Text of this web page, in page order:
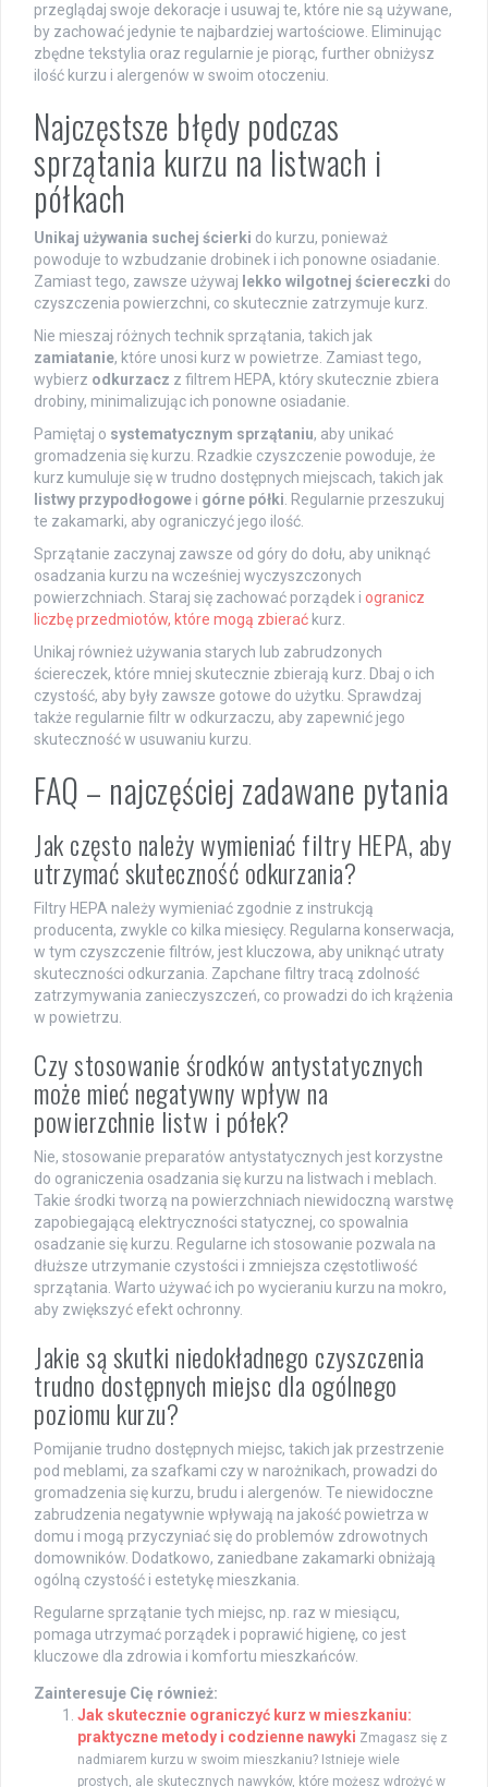
przeglądaj swoje dekoracje i usuwaj te, które nie są używane,
by zachować jedynie te najbardziej wartościowe. Eliminując
zbędne tekstylia oraz regularnie je piorąc, further obniżysz
ilość kurzu i alergenów w swoim otoczeniu.
Najczęstsze błędy podczas
sprzątania kurzu na listwach i
półkach
Unikaj używania suchej ścierki do kurzu, ponieważ
powoduje to wzbudzanie drobinek i ich ponowne osiadanie.
Zamiast tego, zawsze używaj lekko wilgotnej ściereczki do
czyszczenia powierzchni, co skutecznie zatrzymuje kurz.
Nie mieszaj różnych technik sprzątania, takich jak
zamiatanie, które unosi kurz w powietrze. Zamiast tego,
wybierz odkurzacz z filtrem HEPA, który skutecznie zbiera
drobiny, minimalizując ich ponowne osiadanie.
Pamiętaj o systematycznym sprzątaniu, aby unikać
gromadzenia się kurzu. Rzadkie czyszczenie powoduje, że
kurz kumuluje się w trudno dostępnych miejscach, takich jak
listwy przypodłogowe i górne półki. Regularnie przeszukuj
te zakamarki, aby ograniczyć jego ilość.
Sprzątanie zaczynaj zawsze od góry do dołu, aby uniknąć
osadzania kurzu na wcześniej wyczyszczonych
powierzchniach. Staraj się zachować porządek i ogranicz
liczbę przedmiotów, które mogą zbierać kurz.
Unikaj również używania starych lub zabrudzonych
ściereczek, które mniej skutecznie zbierają kurz. Dbaj o ich
czystość, aby były zawsze gotowe do użytku. Sprawdzaj
także regularnie filtr w odkurzaczu, aby zapewnić jego
skuteczność w usuwaniu kurzu.
FAQ – najczęściej zadawane pytania
Jak często należy wymieniać filtry HEPA, aby
utrzymać skuteczność odkurzania?
Filtry HEPA należy wymieniać zgodnie z instrukcją
producenta, zwykle co kilka miesięcy. Regularna konserwacja,
w tym czyszczenie filtrów, jest kluczowa, aby uniknąć utraty
skuteczności odkurzania. Zapchane filtry tracą zdolność
zatrzymywania zanieczyszczeń, co prowadzi do ich krążenia
w powietrzu.
Czy stosowanie środków antystatycznych
może mieć negatywny wpływ na
powierzchnie listw i półek?
Nie, stosowanie preparatów antystatycznych jest korzystne
do ograniczenia osadzania się kurzu na listwach i meblach.
Takie środki tworzą na powierzchniach niewidoczną warstwę
zapobiegającą elektryczności statycznej, co spowalnia
osadzanie się kurzu. Regularne ich stosowanie pozwala na
dłuższe utrzymanie czystości i zmniejsza częstotliwość
sprzątania. Warto używać ich po wycieraniu kurzu na mokro,
aby zwiększyć efekt ochronny.
Jakie są skutki niedokładnego czyszczenia
trudno dostępnych miejsc dla ogólnego
poziomu kurzu?
Pomijanie trudno dostępnych miejsc, takich jak przestrzenie
pod meblami, za szafkami czy w narożnikach, prowadzi do
gromadzenia się kurzu, brudu i alergenów. Te niewidoczne
zabrudzenia negatywnie wpływają na jakość powietrza w
domu i mogą przyczyniać się do problemów zdrowotnych
domowników. Dodatkowo, zaniedbane zakamarki obniżają
ogólną czystość i estetykę mieszkania.
Regularne sprzątanie tych miejsc, np. raz w miesiącu,
pomaga utrzymać porządek i poprawić higienę, co jest
kluczowe dla zdrowia i komfortu mieszkańców.
Zainteresuje Cię również:
Jak skutecznie ograniczyć kurz w mieszkaniu:
praktyczne metody i codzienne nawyki Zmagasz się z
nadmiarem kurzu w swoim mieszkaniu? Istnieje wiele
prostych, ale skutecznych nawyków, które możesz wdrożyć w